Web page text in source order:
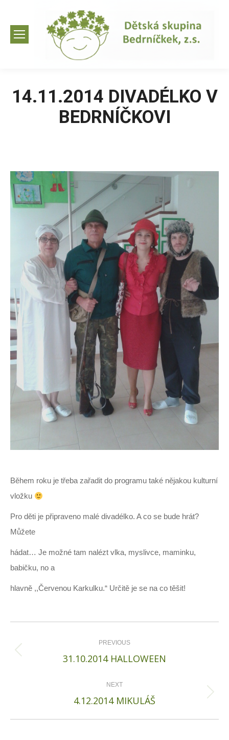
14.11.2014 DIVADÉLKO V
BEDRNÍČKOVI
Během roku je třeba zařadit do programu také nějakou kulturní
vložku
Pro děti je připraveno malé divadélko. A co se bude hrát?
Můžete
hádat… Je možné tam nalézt vlka, myslivce, maminku,
babičku, no a
hlavně ,,Červenou Karkulku.“ Určitě je se na co těšit!
navigation PREVIOUS
Previous
31.10.2014 HALLOWEEN
NEXT
Next
4.12.2014 MIKULÁŠ